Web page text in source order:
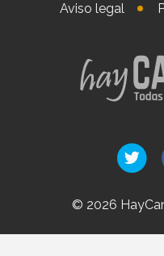
Aviso legal
© 2026